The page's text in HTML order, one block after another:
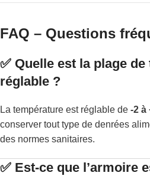
FAQ – Questions
✅ Quelle est la plage
réglable ?
La température est réglable de -2 à
conserver tout type de denrées
des normes sanitaires.
✅ Est-ce que l’armoire